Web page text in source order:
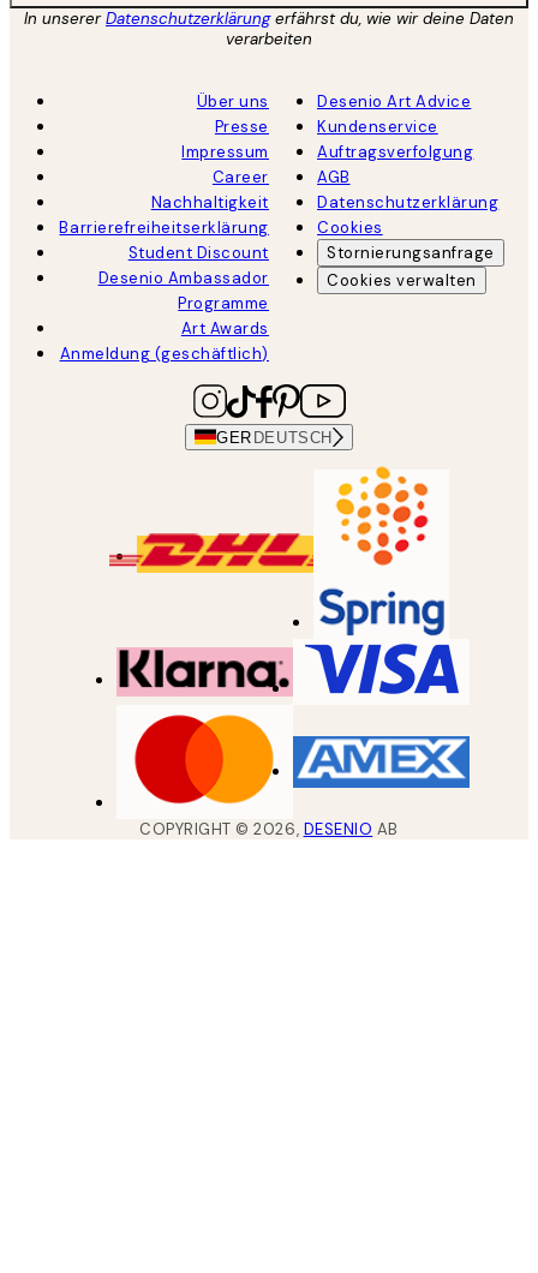
In unsererDatenschutzerklärungerfährst du, wie wir deine Daten
verarbeiten
Über uns
Presse
Impressum
Career
Nachhaltigkeit
Barrierefreiheitserklärung
Student Discount
Desenio Ambassador
Programme
Art Awards
Anmeldung (geschäftlich)
Desenio Art Advice
Kundenservice
Auftragsverfolgung
AGB
Datenschutzerklärung
Cookies
Stornierungsanfrage
Cookies verwalten
GER DEUTSCH
COPYRIGHT ©2026, DESENIO AB